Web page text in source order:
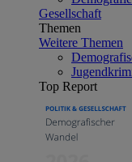
Gesellschaft
Themen
Weitere Themen
Top Report